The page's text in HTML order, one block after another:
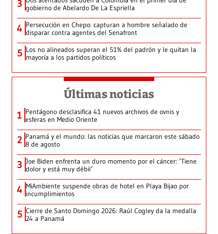
3 gobierno de Abelardo De La Espriella
4 Persecución en Chepo: capturan a hombre señalado de
disparar contra agentes del Senafront
5 Los no alineados superan el 51% del padrón y le quitan la
mayoría a los partidos políticos
Últimas noticias
1 Pentágono desclasifica 41 nuevos archivos de ovnis y
esferas en Medio Oriente
2 Panamá y el mundo: las noticias que marcaron este sábado
8 de agosto
3 Joe Biden enfrenta un duro momento por el cáncer: ‘Tiene
dolor y está muy débil’
4 MiAmbiente suspende obras de hotel en Playa Bijao por
incumplimientos
5 Cierre de Santo Domingo 2026: Raúl Cogley da la medalla
24 a Panamá